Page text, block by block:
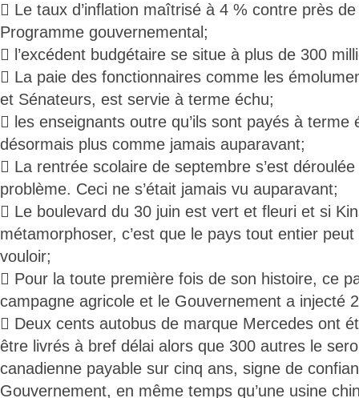
 Le taux d’inflation maîtrisé à 4 % contre près
Programme gouvernemental;
 l’excédent budgétaire se situe à plus de 300
 La paie des fonctionnaires comme les
et Sénateurs, est servie à terme échu;
 les enseignants outre qu’ils sont payés à terme
désormais plus comme jamais auparavant;
 La rentrée scolaire de septembre s’est
problème. Ceci ne s’était jamais vu auparavant;
 Le boulevard du 30 juin est vert et fleuri et si
métamorphoser, c’est que le pays tout entier peut
vouloir;
 Pour la toute première fois de son histoire, ce
campagne agricole et le Gouvernement a injecté
 Deux cents autobus de marque Mercedes ont
être livrés à bref délai alors que 300 autres le
canadienne payable sur cinq ans, signe de
Gouvernement, en même temps qu’une usine